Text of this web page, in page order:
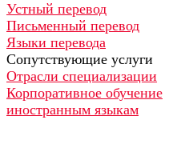
Устный перевод
Письменный перевод
Языки перевода
Сопутствующие услуги
Отрасли специализации
Корпоративное обучение
иностранным языкам